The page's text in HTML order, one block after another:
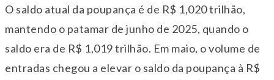
O saldo atual da poupança é de R$ 1,020 trilhão,
mantendo o patamar de junho de 2025, quando o
saldo era de R$ 1,019 trilhão. Em maio, o volume de
entradas chegou a elevar o saldo da poupança à R$